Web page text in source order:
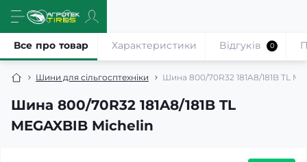
Шини для сільгосптехніки Шина 800/70R32 181A8/181B TL
Шина 800/70R32 181A8/181B TL
MEGAXBIB Michelin
Все про товар Характеристики Відгуків 0